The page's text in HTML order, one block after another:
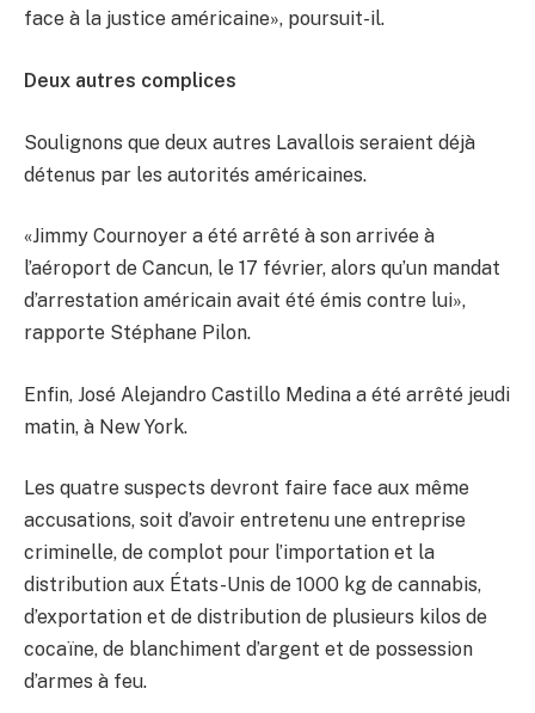
face à la justice américaine», poursuit-il.
Deux autres complices
Soulignons que deux autres Lavallois seraient déjà
détenus par les autorités américaines.
«Jimmy Cournoyer a été arrêté à son arrivée à
l’aéroport de Cancun, le 17 février, alors qu’un mandat
d’arrestation américain avait été émis contre lui»,
rapporte Stéphane Pilon.
Enfin, José Alejandro Castillo Medina a été arrêté jeudi
matin, à New York.
Les quatre suspects devront faire face aux même
accusations, soit d’avoir entretenu une entreprise
criminelle, de complot pour l’importation et la
distribution aux États-Unis de 1000 kg de cannabis,
d’exportation et de distribution de plusieurs kilos de
cocaïne, de blanchiment d’argent et de possession
d’armes à feu.